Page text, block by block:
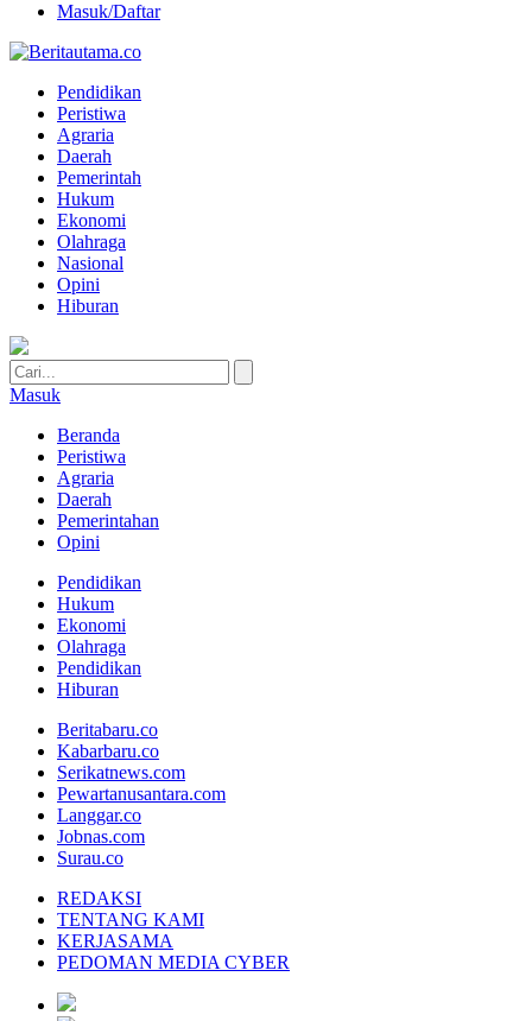
Masuk/Daftar
Pendidikan
Peristiwa
Agraria
Daerah
Pemerintah
Hukum
Ekonomi
Olahraga
Nasional
Opini
Hiburan
Masuk
Beranda
Peristiwa
Agraria
Daerah
Pemerintahan
Opini
Pendidikan
Hukum
Ekonomi
Olahraga
Pendidikan
Hiburan
Beritabaru.co
Kabarbaru.co
Serikatnews.com
Pewartanusantara.com
Langgar.co
Jobnas.com
Surau.co
REDAKSI
TENTANG KAMI
KERJASAMA
PEDOMAN MEDIA CYBER